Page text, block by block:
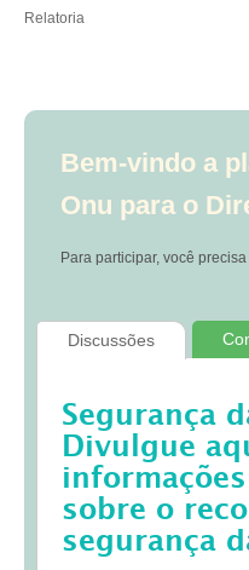
Relatoria
Bem-vindo a
Onu para o
Para participar, você precisa
Discussões
Segurança
Divulgue
sobre o
segurança